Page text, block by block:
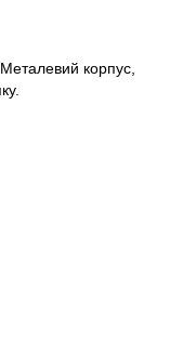
корпус,